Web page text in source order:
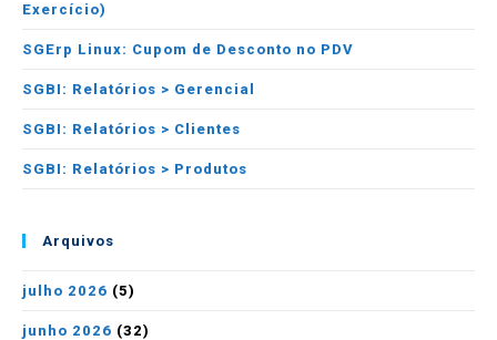
Exercício)
SGErp Linux: Cupom de Desconto no PDV
SGBI: Relatórios > Gerencial
SGBI: Relatórios > Clientes
SGBI: Relatórios > Produtos
Arquivos
julho 2026 (5)
junho 2026 (32)